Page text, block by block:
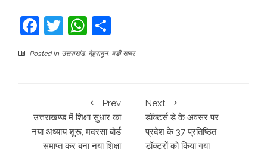
Facebook
TwitterWhatsApp
Posted in उत्तराखंड, देहरादून, बड़ी खबर
Prev
उत्तराखण्ड में शिक्षा सुधार का
नया अध्याय शुरू, मदरसा बोर्ड
समाप्त कर बना नया शिक्षा
Next
डॉक्टर्स डे के अवसर पर
प्रदेश के 37 प्रतिष्ठित
डॉक्टरों को किया गया